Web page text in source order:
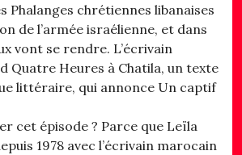
Phalanges chrétiennes libanaises
de l’armée israélienne, et dans
vont se rendre. L’écrivain
Quatre Heures à Chatila, un texte
littéraire, qui annonce Un captif
cet épisode ? Parce que Leïla
1978 avec l’écrivain marocain